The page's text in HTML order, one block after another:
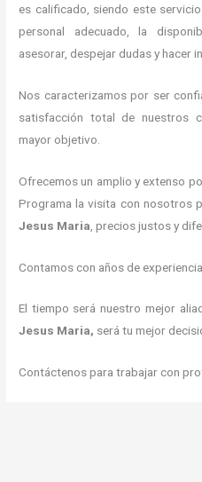
es calificado, siendo este
personal adecuado, la
asesorar, despejar dudas y hacer
Nos caracterizamos por ser
satisfacción total de nuestros
mayor objetivo.
Ofrecemos un amplio y extenso
Programa la visita con nosotros
Jesus Maria , precios justos y
Contamos con años de
El tiempo será nuestro mejor
Jesus Maria, será tu mejor
Contáctenos para trabajar con